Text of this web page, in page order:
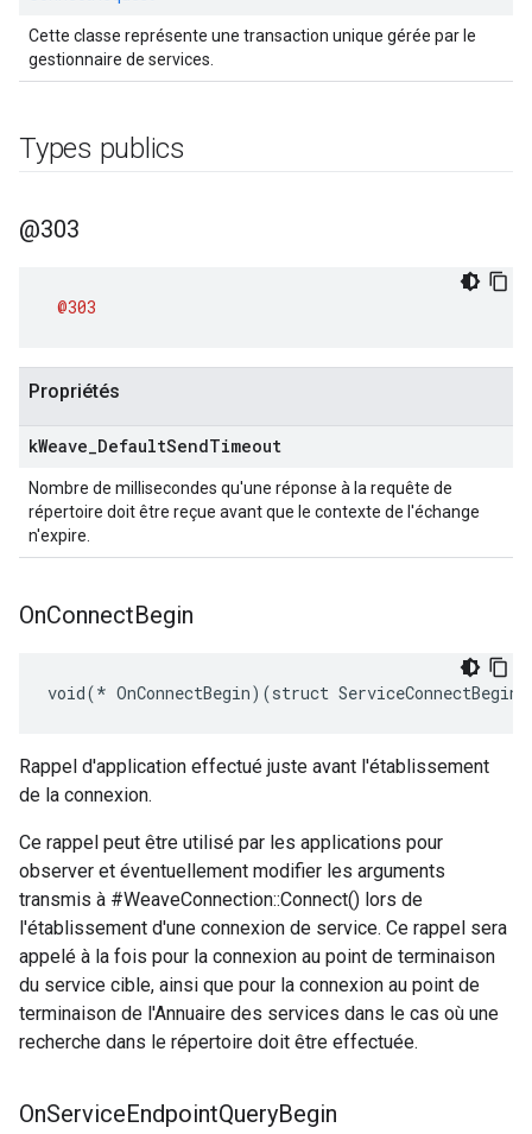
Cette classe représente une transaction unique gérée par le
gestionnaire de services.
Types publics
@303
@303
Propriétés
kWeave DefaultSendTimeout
Nombre de millisecondes qu'une réponse à la requête de
répertoire doit être reçue avant que le contexte de l'échange
n'expire.
OnConnectBegin
void(* OnConnectBegin)(struct
Rappel d'application effectué juste avant l'établissement
de la connexion.
Ce rappel peut être utilisé par les applications pour
observer et éventuellement modifier les arguments
transmis à #WeaveConnection::Connect() lors de
l'établissement d'une connexion de service. Ce rappel sera
appelé à la fois pour la connexion au point de terminaison
du service cible, ainsi que pour la connexion au point de
terminaison de l'Annuaire des services dans le cas où une
recherche dans le répertoire doit être effectuée.
OnServiceEndpointQueryBegin